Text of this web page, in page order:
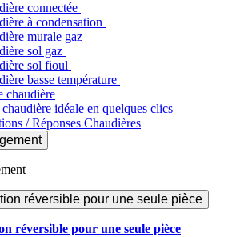
connectée
à condensation
murale gaz
sol gaz
sol fioul
basse température
chaudière
idéale en quelques clics
/ Réponses Chaudières
réversible pour une seule pièce
réversible pour une seule pièce